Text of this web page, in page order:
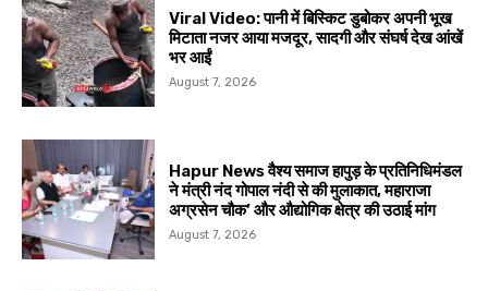
Viral Video: पानी में बिस्किट डुबोकर अपनी भूख
मिटाता नजर आया मजदूर, सादगी और संघर्ष देख आंखें
भर आईं
August 7, 2026
Hapur News वैश्य समाज हापुड़ के प्रतिनिधिमंडल
ने मंत्री नंद गोपाल नंदी से की मुलाकात, महाराजा
अग्रसेन चौक’ और औद्योगिक क्षेत्र की उठाई मांग
August 7, 2026